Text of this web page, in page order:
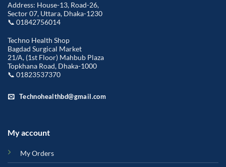
Address: House-13, Road-26,
Sector 07, Uttara, Dhaka-1230
📞 01842756014
Techno Health Shop
Bagdad Surgical Market
21/A, (1st Floor) Mahbub Plaza
Topkhana Road, Dhaka-1000
📞 01823537370
Technohealthbd@gmail.com
My account
My Orders